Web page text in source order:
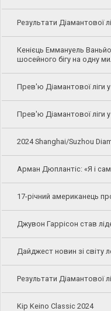
Результати Діамантової
Кенієць Еммануель
шосейного бігу на одну
Прев'ю Діамантової ліги
Прев'ю Діамантової ліги
2024 Shanghai/Suzhou
Арман Дюплантіс: «Я і
17-річний американець
Джувон Гаррісон став
Дайджест новин зі світу
Результати Діамантової
Kip Keino Classic 2024